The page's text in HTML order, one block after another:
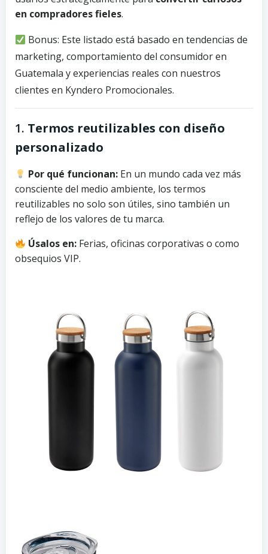
en compradores fieles.
Bonus: Este listado está basado en tendencias de
marketing, comportamiento del consumidor en
Guatemala y experiencias reales con nuestros
clientes en Kyndero Promocionales.
1. Termos reutilizables con diseño
personalizado
Por qué funcionan: En un mundo cada vez más
consciente del medio ambiente, los termos
reutilizables no solo son útiles, sino también un
reflejo de los valores de tu marca.
Úsalos en: Ferias, oficinas corporativas o como
obsequios VIP.